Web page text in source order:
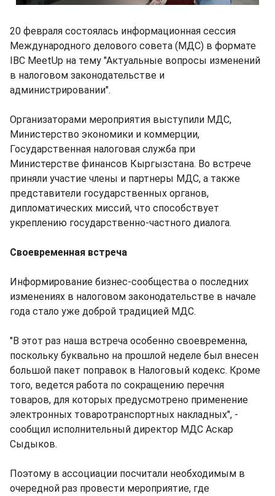
20 февраля состоялась информационная сессия
Международного делового совета (МДС) в формате
IBC MeetUp на тему "Актуальные вопросы изменений
в налоговом законодательстве и
администрировании".
Организаторами мероприятия выступили МДС,
Министерство экономики и коммерции,
Государственная налоговая служба при
Министерстве финансов Кыргызстана. Во встрече
приняли участие члены и партнеры МДС, а также
представители государственных органов,
дипломатических миссий, что способствует
укреплению государственно-частного диалога.
Своевременная встреча
Информирование бизнес-сообщества о последних
изменениях в налоговом законодательстве в начале
года стало уже доброй традицией МДС.
"В этот раз наша встреча особенно своевременна,
поскольку буквально на прошлой неделе был внесен
большой пакет поправок в Налоговый кодекс. Кроме
того, ведется работа по сокращению перечня
товаров, для которых предусмотрено применение
электронных товаротранспортных накладных", -
сообщил исполнительный директор МДС Аскар
Сыдыков.
Поэтому в ассоциации посчитали необходимым в
очередной раз провести мероприятие, где